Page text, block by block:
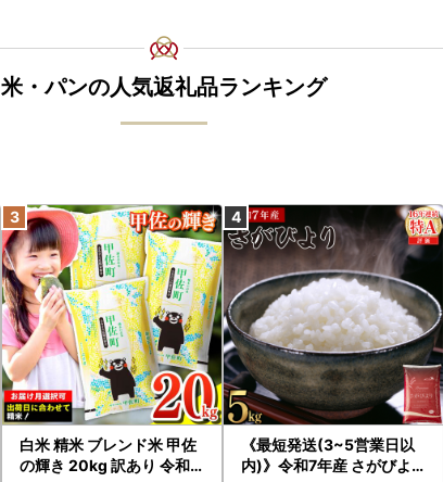
米・パンの人気返礼品ランキング
白米 精米 ブレンド米 甲佐
の輝き 20kg 訳あり 令和7
《最短発送(3~5営業日以
内)》令和7年産 さがびよ